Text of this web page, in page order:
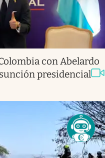
con Abelardo
presidencial